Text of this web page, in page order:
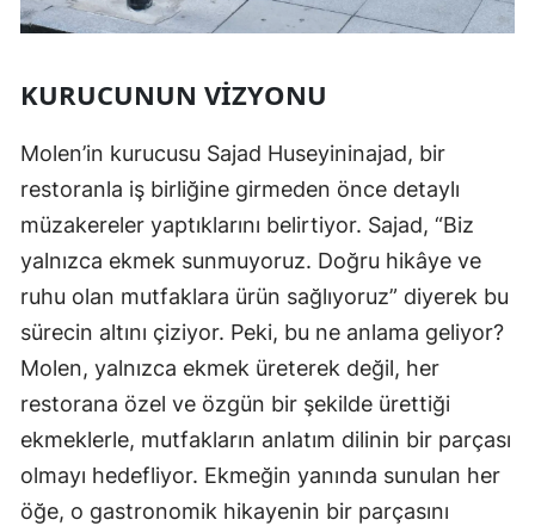
KURUCUNUN VIZYONU
Molen’in kurucusu Sajad Huseyininajad, bir
restoranla iş birliğine girmeden önce detaylı
müzakereler yaptıklarını belirtiyor. Sajad, “Biz
yalnızca ekmek sunmuyoruz. Doğru hikâye ve
ruhu olan mutfaklara ürün sağlıyoruz” diyerek bu
sürecin altını çiziyor. Peki, bu ne anlama geliyor?
Molen, yalnızca ekmek üreterek değil, her
restorana özel ve özgün bir şekilde ürettiği
ekmeklerle, mutfakların anlatım dilinin bir parçası
olmayı hedefliyor. Ekmeğin yanında sunulan her
öğe, o gastronomik hikayenin bir parçasını